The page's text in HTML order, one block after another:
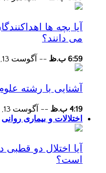
آیا بچه ها
می دانند؟
6:59 ب.ظ -- آگوست 13, 2018
آشنایی با رشته
4:19 ب.ظ -- آگوست 13, 2018
اختلالات و بیماری روانی
آیا اختلال دو قطبی
است؟